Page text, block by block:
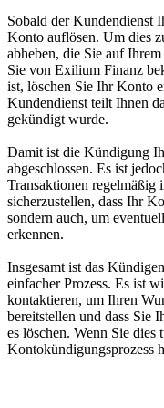
Sobald der Kundendienst
Konto auflösen. Um dies
abheben, die Sie auf
Sie von Exilium Finanz
ist, löschen Sie Ihr Konto
Kundendienst teilt Ihnen
gekündigt wurde.
Damit ist die Kündigung
abgeschlossen. Es ist
Transaktionen regelmäßig
sicherzustellen, dass Ihr
sondern auch, um
erkennen.
Insgesamt ist das
einfacher Prozess. Es ist
kontaktieren, um Ihren
bereitstellen und dass Sie
es löschen. Wenn Sie
Kontokündigungsprozess